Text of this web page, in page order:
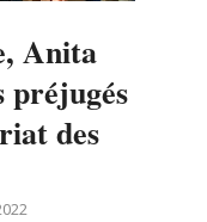
Anita
préjugés
des